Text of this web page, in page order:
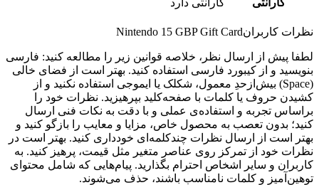
گارانتی گارانتی دارد
نظرات کاربرانNintendo 15 GBP Gift Card
لطفا پیش از ارسال نظر، خلاصه قوانین زیر را مطالعه کنید: فارسی
بنویسید و از کیبورد فارسی استفاده کنید. بهتر است از فضای خالی
(Space) بیش‌از‌حدِ معمول، شکلک یا ایموجی استفاده نکنید و از
کشیدن حروف یا کلمات با صفحه‌کلید بپرهیزید. نظرات خود را
براساس تجربه و استفاده‌ی عملی و با دقت به نکات فنی ارسال
کنید؛ بدون تعصب به محصول خاص، مزایا و معایب را بازگو کنید و
بهتر است از ارسال نظرات چندکلمه‌‌ای خودداری کنید. بهتر است در
نظرات خود از تمرکز روی عناصر متغیر مثل قیمت، پرهیز کنید. به
کاربران و سایر اشخاص احترام بگذارید. پیام‌هایی که شامل محتوای
توهین‌آمیز و کلمات نامناسب باشند، حذف می‌شوند.